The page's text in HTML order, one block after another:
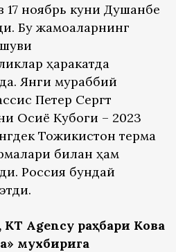
17 ноябрь куни Душанбе
Бу жамоаларнинг
ҳаракатда
Янги мураббий
Петер Сергт
Осиё Кубоги – 2023
Тожикистон терма
билан ҳам
Россия бундай
KT Agency раҳбари Кова
мухбирига